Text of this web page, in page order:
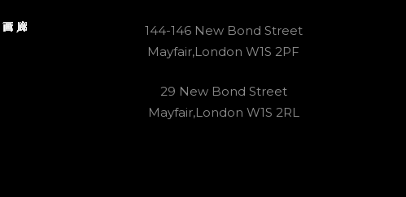
144-146 New Bond Street
Mayfair,London W1S 2PF
29 New Bond Street
Mayfair,London W1S 2RL